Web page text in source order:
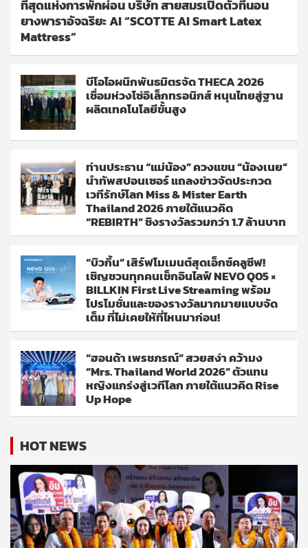
ที่สุดแห่งการพักผ่อน บริษัท สายสมรเปิดตัวที่นอน
ยางพาราอัจฉริยะ AI “SCOTTE AI Smart Latex
Mattress”
บีโอไอผนึกพันธมิตรจัด THECA 2026
เชื่อมห่วงโซ่อิเล็กทรอนิกส์ หนุนไทยสู่ฐาน
ผลิตเทคโนโลยีขั้นสูง
ท่านประธาน “แม่น้อง” ควงแขน “น้องเนย”
นำทัพสปอนเซอร์ แถลงข่าวจัดประกวด
เวทีรักษ์โลก Miss & Mister Earth
Thailand 2026 ภายใต้แนวคิด
“REBIRTH” ชิงรางวัลรวมกว่า 1.7 ล้านบาท
“บิวกิ้น” เสิร์ฟโมเมนต์สุดเอ็กซ์คลูซีฟ!
เชิญชวนทุกคนเช็กอินไลฟ์ NEVO Q05 ×
BILLKIN First Live Streaming พร้อม
โปรโมชั่นและของรางวัลมากมายแบบจัด
เต็ม ที่ไม่เคยให้ที่ไหนมาก่อน!
“ฮอนด้า เพรชภรณ์” สวยสง่า คว้ามง
“Mrs. Thailand World 2026” ตัวแทน
หญิงแกร่งสู่เวทีโลก ภายใต้แนวคิด Rise
Up Hope
HOT NEWS